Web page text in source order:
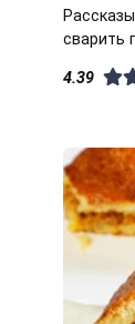
сварить
4.39